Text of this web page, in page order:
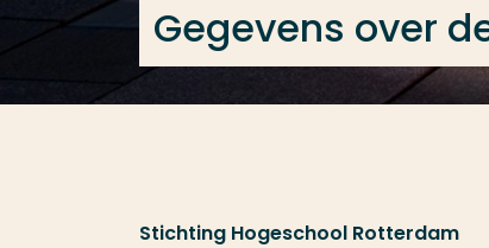
Gegevens over
Stichting Hogeschool Rotterdam